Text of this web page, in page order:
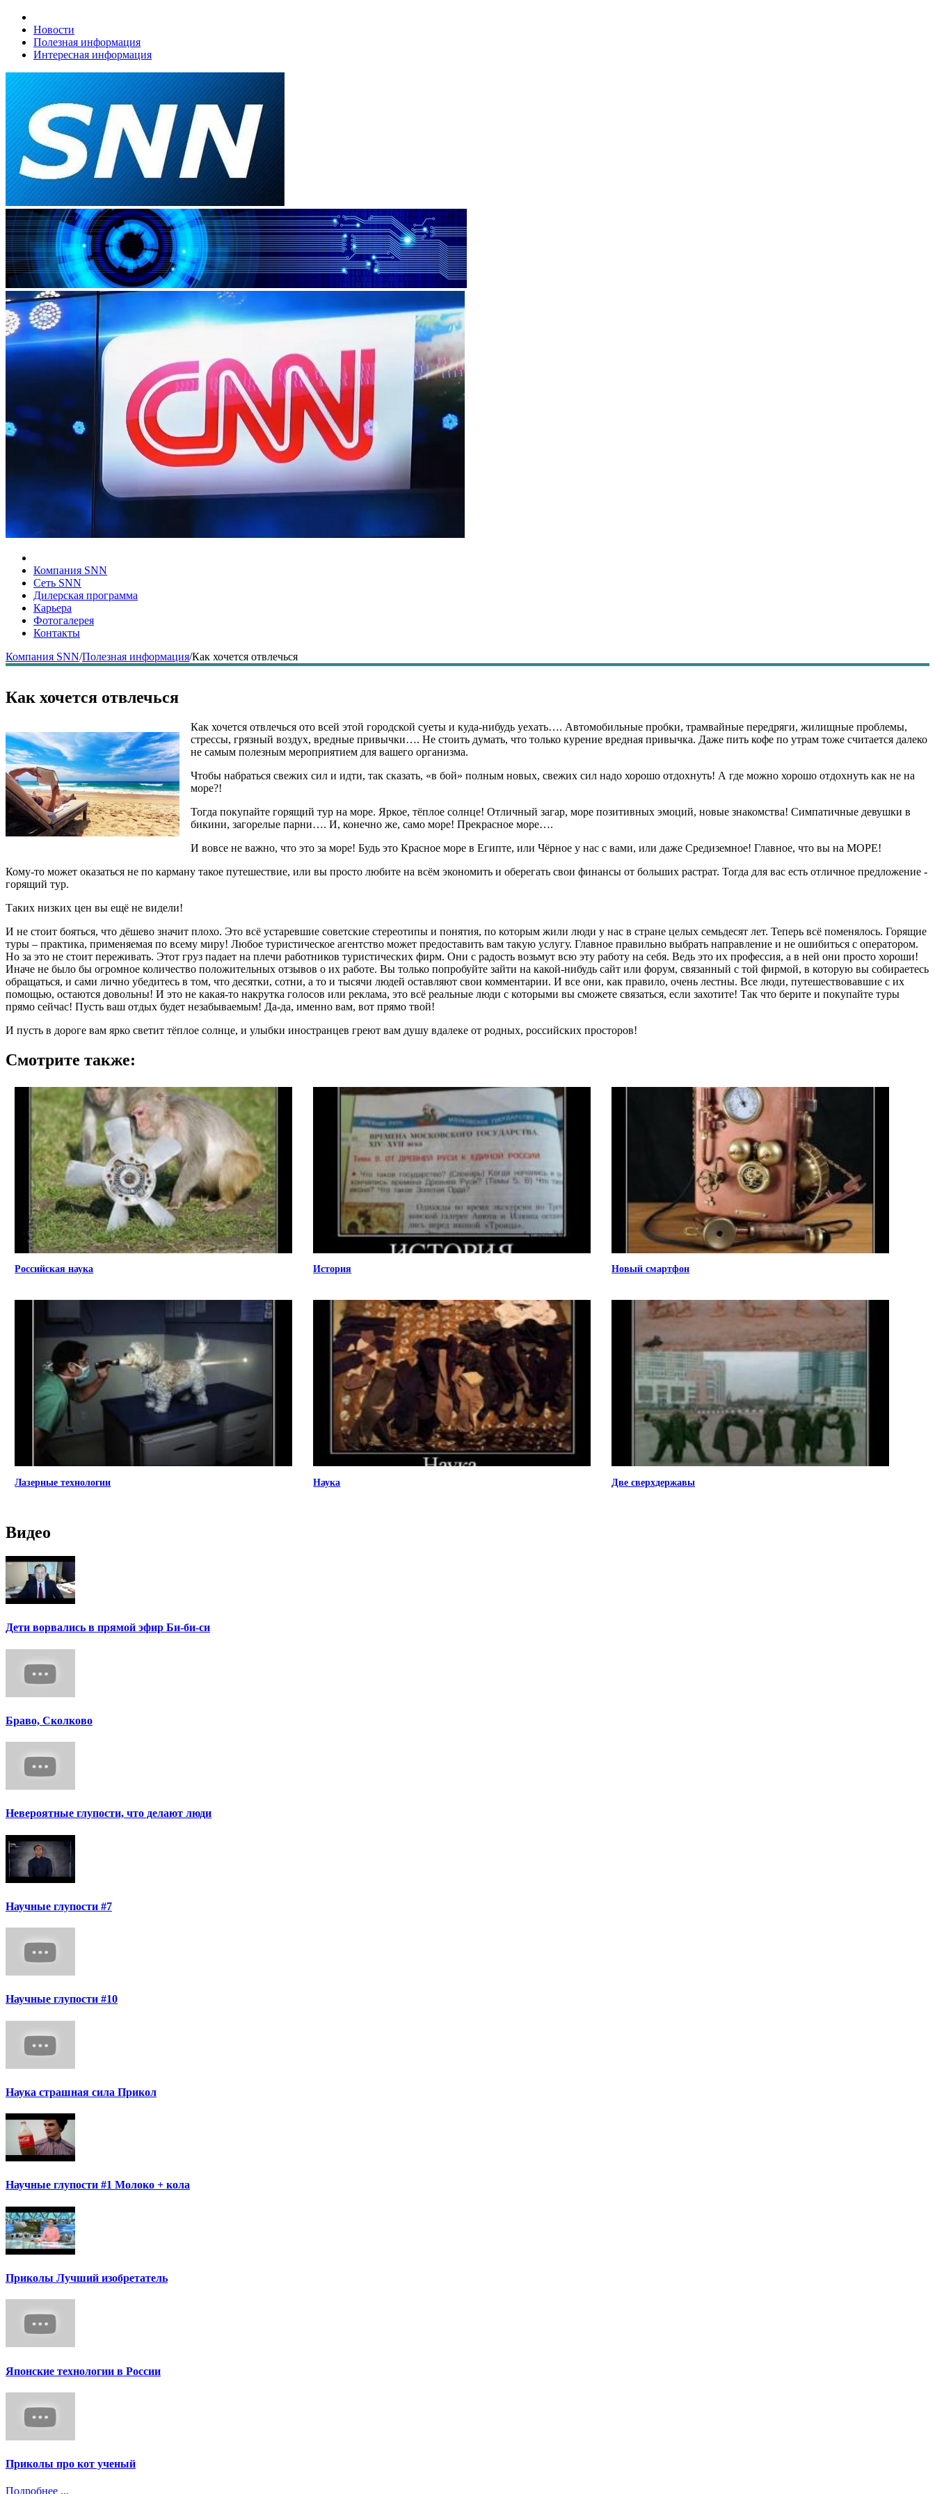
Новости
Полезная информация
Интересная информация
Компания SNN
Сеть SNN
Дилерская программа
Карьера
Фотогалерея
Контакты
Компания SNN/Полезная информация/Как хочется отвлечься
Как хочется отвлечься
Как хочется отвлечься ото всей этой городской суеты и куда-нибудь уехать…. Автомобильные пробки, трамвайные передряги, жилищные проблемы,
стрессы, грязный воздух, вредные привычки…. Не стоить думать, что только курение вредная привычка. Даже пить кофе по утрам тоже считается далеко
не самым полезным мероприятием для вашего организма.
Чтобы набраться свежих сил и идти, так сказать, «в бой» полным новых, свежих сил надо хорошо отдохнуть! А где можно хорошо отдохнуть как не на
море?!
Тогда покупайте горящий тур на море. Яркое, тёплое солнце! Отличный загар, море позитивных эмоций, новые знакомства! Симпатичные девушки в
бикини, загорелые парни…. И, конечно же, само море! Прекрасное море….
И вовсе не важно, что это за море! Будь это Красное море в Египте, или Чёрное у нас с вами, или даже Средиземное! Главное, что вы на МОРЕ!
Кому-то может оказаться не по карману такое путешествие, или вы просто любите на всём экономить и оберегать свои финансы от больших растрат. Тогда для вас есть отличное предложение -
горящий тур.
Таких низких цен вы ещё не видели!
И не стоит бояться, что дёшево значит плохо. Это всё устаревшие советские стереотипы и понятия, по которым жили люди у нас в стране целых семьдесят лет. Теперь всё поменялось. Горящие
туры – практика, применяемая по всему миру! Любое туристическое агентство может предоставить вам такую услугу. Главное правильно выбрать направление и не ошибиться с оператором.
Но за это не стоит переживать. Этот груз падает на плечи работников туристических фирм. Они с радость возьмут всю эту работу на себя. Ведь это их профессия, а в ней они просто хороши!
Иначе не было бы огромное количество положительных отзывов о их работе. Вы только попробуйте зайти на какой-нибудь сайт или форум, связанный с той фирмой, в которую вы собираетесь
обращаться, и сами лично убедитесь в том, что десятки, сотни, а то и тысячи людей оставляют свои комментарии. И все они, как правило, очень лестны. Все люди, путешествовавшие с их
помощью, остаются довольны! И это не какая-то накрутка голосов или реклама, это всё реальные люди с которыми вы сможете связаться, если захотите! Так что берите и покупайте туры
прямо сейчас! Пусть ваш отдых будет незабываемым! Да-да, именно вам, вот прямо твой!
И пусть в дороге вам ярко светит тёплое солнце, и улыбки иностранцев греют вам душу вдалеке от родных, российских просторов!
Смотрите также:
Российская наука История Новый смартфон
Лазерные технологии Наука Две сверхдержавы
Видео
Дети ворвались в прямой эфир Би-би-си
Браво, Сколково
Невероятные глупости, что делают люди
Научные глупости #7
Научные глупости #10
Наука страшная сила Прикол
Научные глупости #1 Молоко + кола
Приколы Лучший изобретатель
Японские технологии в России
Приколы про кот ученый
Подробнее ...